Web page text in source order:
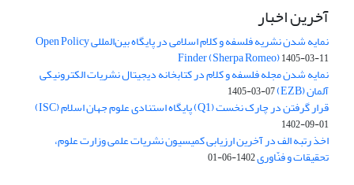
آخرین اخبار
نمایه شدن نشریه فلسفه و کلام اسلامی در پایگاه بین‌المللی Open Policy
Finder (Sherpa Romeo)1405-03-11
نمایه شدن مجله فلسفه و کلام در کتابخانه دیجیتال نشریات الکترونیکی
آلمان (EZB) 1405-03-07
قرار گرفتن در چارک نخست (Q1) پایگاه استنادی علوم جهان اسلام (ISC)
1402-09-01
اخذ رتبه الف در آخرین ارزیابی کمیسیون نشریات علمی وزارت علوم،
تحقیقات و فنّاوری1402-06-01